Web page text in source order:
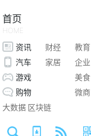
首页
HOME
资讯 财经 教育
汽车
家居 企业
游戏
美食
购物
微商
大数据 区块链